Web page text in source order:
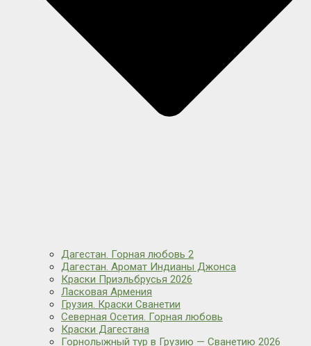
Дагестан. Горная любовь 2
Дагестан. Аромат Индианы Джонса
Краски Приэльбрусья 2026
Ласковая Армения
Грузия. Краски Сванетии
Северная Осетия. Горная любовь
Краски Дагестана
Горнолыжный тур в Грузию — Сванетию 2026